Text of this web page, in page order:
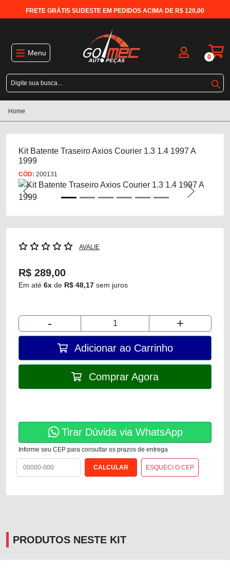
FRETE GRÁTIS SUDESTE EM PEDIDOS ACIMA DE R$ 120,00
Menu 0
Home
Kit Batente Traseiro Axios Courier 1.3 1.4 1997 A
1999
CÓD: 200131
Previous Next
AVALIE
R$ 289,00
Em até 6x de R$ 48,17 sem juros
- +
Adicionar ao Carrinho
Comprar Agora
Tirar Dúvida via WhatsApp
Informe seu CEP para consultar os prazos de entrega
ESQUECI O CEP
PRODUTOS NESTE KIT